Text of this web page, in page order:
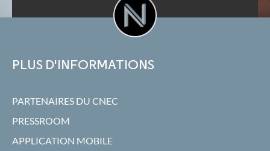
PLUS D'INFORMATIONS
PARTENAIRES DU CNEC
PRESSROOM
APPLICATION MOBILE